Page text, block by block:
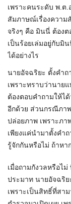
เพราะคนระดับ พ.ต.
สัมภาษณ์เรื่องความ
จริงๆ คือ มินนี่ ต้อง
เป็นร้อยเล่มอยู่กับมิ
ได้อย่างไร
นายอัจฉริยะ ตั้งคำ
เพราะทราบว่านาย
ต้องตอบคำถามให้ไ
อีกด้วย ส่วนกรณีภา
ปล่อยภาพ เพราะภา
เพียงแค่นำมาตั้งคำ
รู้จักกันหรือไม่ ถ้าหา
เมื่อถามกังวลหรือไ
ประมาท นายอัจฉริย
เพราะเป็นสิทธิ์ที่สา